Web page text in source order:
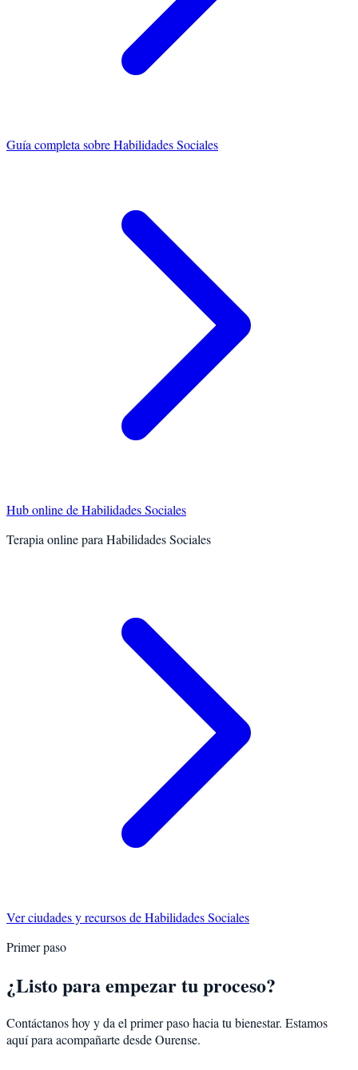
Guía completa sobreHabilidades Sociales
Hub online deHabilidades Sociales
Terapia online para Habilidades Sociales
Ver ciudades y recursos deHabilidades Sociales
Primer paso
¿Listo para empezar tu proceso?
Contáctanos hoy y da el primer paso hacia tu bienestar. Estamos
aquí para acompañarte desdeOurense.